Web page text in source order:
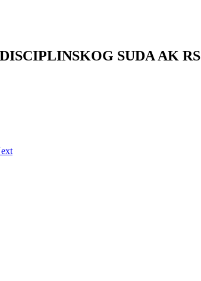
SUDA AK RS